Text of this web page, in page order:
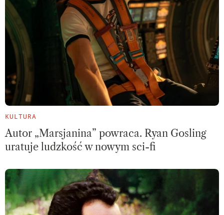
KULTURA
Autor „Marsjanina” powraca. Ryan Gosling
uratuje ludzkość w nowym sci-fi